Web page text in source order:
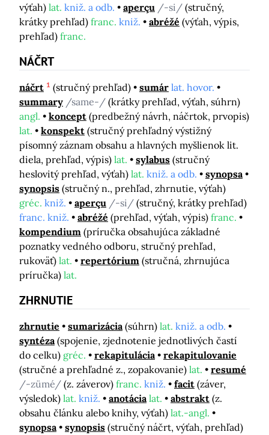
výťah) lat. kniž. a odb. aperçu /-si/ (stručný,
krátky prehľad) franc. kniž. abréžé (výťah, výpis,
prehľad) franc.
NÁČRT
náčrt 1 (stručný prehľad) sumár lat. hovor.
summary /same-/ (krátky prehľad, výťah, súhrn)
angl.
koncept (predbežný návrh, náčrtok, prvopis)
lat.
konspekt (stručný prehľadný výstižný
písomný záznam obsahu a hlavných myšlienok lit.
diela, prehľad, výpis) lat. sylabus (stručný
heslovitý prehľad, výťah) lat. kniž. a odb.
synopsa
synopsis (stručný n., prehľad, zhrnutie, výťah)
gréc. kniž. aperçu /-si/ (stručný, krátky prehľad)
franc. kniž.
abréžé (prehľad, výťah, výpis) franc.
kompendium (príručka obsahujúca základné
poznatky vedného odboru, stručný prehľad,
rukoväť) lat. repertórium (stručná, zhrnujúca
príručka) lat.
ZHRNUTIE
zhrnutie sumarizácia (súhrn) lat. kniž. a odb.
syntéza (spojenie, zjednotenie jednotlivých častí
do celku) gréc. rekapitulácia
rekapitulovanie
(stručné a prehľadné z., zopakovanie) lat.
resumé
/-zümé/ (z. záverov) franc. kniž. facit (záver,
výsledok) lat. kniž. anotácia lat. abstrakt (z.
obsahu článku alebo knihy, výťah) lat.-angl.
synopsa
synopsis (stručný náčrt, výťah, prehľad)